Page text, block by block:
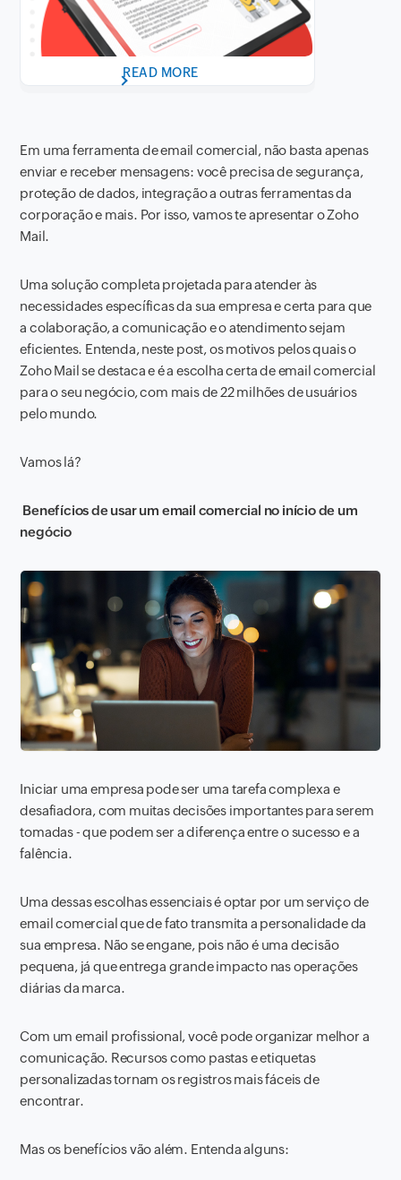
READ MORE
Em uma ferramenta de email comercial, não basta apenas
enviar e receber mensagens: você precisa de segurança,
proteção de dados, integração a outras ferramentas da
corporação e mais. Por isso, vamos te apresentar o Zoho
Mail.
Uma solução completa projetada para atender às
necessidades específicas da sua empresa e certa para que
a colaboração, a comunicação e o atendimento sejam
eficientes. Entenda, neste post, os motivos pelos quais o
Zoho Mail se destaca e é a escolha certa de email comercial
para o seu negócio, com mais de 22 milhões de usuários
pelo mundo.
Vamos lá?
Benefícios de usar um email comercial no início de um
negócio
Iniciar uma empresa pode ser uma tarefa complexa e
desafiadora, com muitas decisões importantes para serem
tomadas - que podem ser a diferença entre o sucesso e a
falência.
Uma dessas escolhas essenciais é optar por um serviço de
email comercial que de fato transmita a personalidade da
sua empresa. Não se engane, pois não é uma decisão
pequena, já que entrega grande impacto nas operações
diárias da marca.
Com um email profissional, você pode organizar melhor a
comunicação. Recursos como pastas e etiquetas
personalizadas tornam os registros mais fáceis de
encontrar.
Mas os benefícios vão além. Entenda alguns: